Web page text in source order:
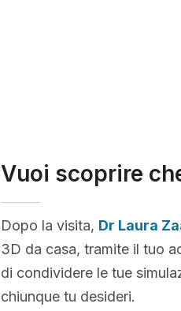
Vuoi scoprire
Dopo la visita, Dr Laura
3D da casa, tramite il tuo
di condividere le tue
chiunque tu desideri.